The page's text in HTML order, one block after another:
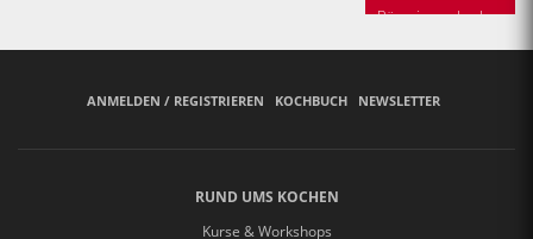
Bäuerinnen backen
ANMELDEN / REGISTRIEREN KOCHBUCH NEWSLETTER
RUND UMS KOCHEN
Kurse & Workshops